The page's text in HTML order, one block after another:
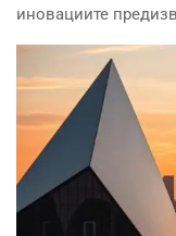
иновациите